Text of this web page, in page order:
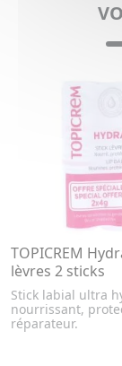
TOPICREM
lèvres 2 sticks
Stick labial ultra
nourrissant,
réparateur.